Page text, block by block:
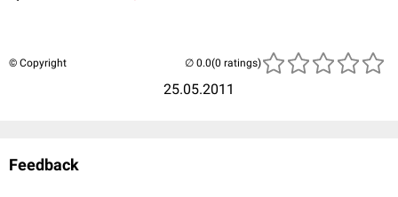
© Copyright
25.05.2011
(0 ratings)
Feedback